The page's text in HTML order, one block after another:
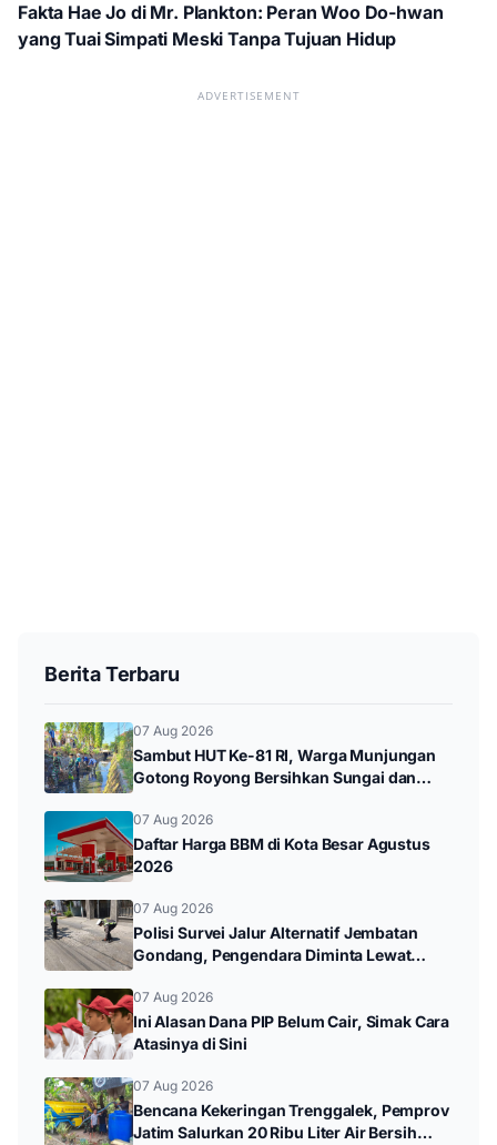
Fakta Hae Jo di Mr. Plankton: Peran Woo Do-hwan
yang Tuai Simpati Meski Tanpa Tujuan Hidup
ADVERTISEMENT
Berita Terbaru
07 Aug 2026
Sambut HUT Ke-81 RI, Warga Munjungan
Gotong Royong Bersihkan Sungai dan
07 Aug 2026
Daftar Harga BBM di Kota Besar Agustus
2026
07 Aug 2026
Polisi Survei Jalur Alternatif Jembatan
Gondang, Pengendara Diminta Lewat
07 Aug 2026
Ini Alasan Dana PIP Belum Cair, Simak Cara
Atasinya di Sini
07 Aug 2026
Bencana Kekeringan Trenggalek, Pemprov
Jatim Salurkan 20 Ribu Liter Air Bersih